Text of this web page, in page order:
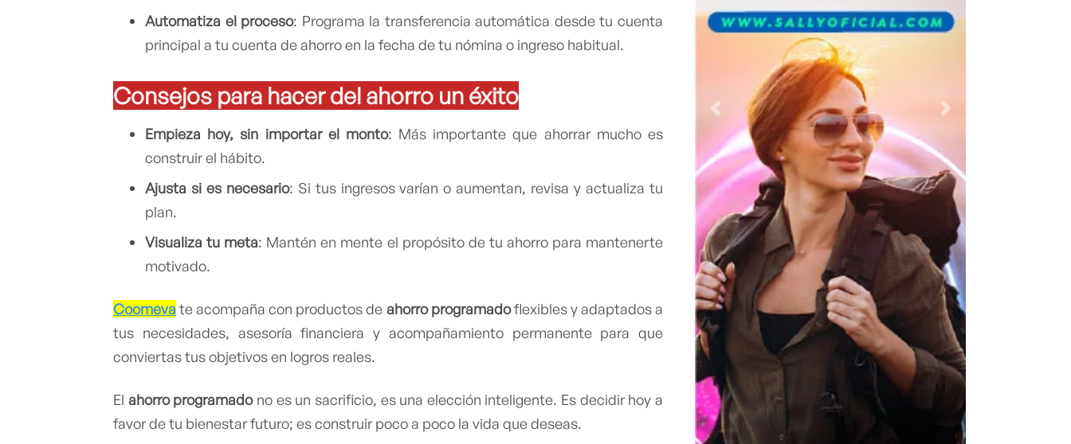
Automatiza el proceso: Programa la transferencia automática desde tu cuenta
principal a tu cuenta de ahorro en la fecha de tu nómina o ingreso habitual.
Consejos para hacer del ahorro un éxito
Empieza hoy, sin importar el monto: Más importante que ahorrar mucho es
construir el hábito.
Ajusta si es necesario: Si tus ingresos varían o aumentan, revisa y actualiza tu
plan.
Visualiza tu meta: Mantén en mente el propósito de tu ahorro para mantenerte
motivado.
Coomeva te acompaña con productos de ahorro programadoflexibles y adaptados a
tus necesidades, asesoría financiera y acompañamiento permanente para que
conviertas tus objetivos en logros reales.
El ahorro programadono es un sacrificio, es una elección inteligente. Es decidir hoy a
favor de tu bienestar futuro; es construir poco a poco la vida que deseas.
Previous Next